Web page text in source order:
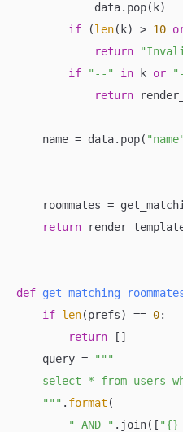
            data.pop(k)
if (len(k) > 10
return
if
"--" in k or
return
    name = data.pop(
"name"
roommates =
return
def
if len(prefs) == 0:
return []
    query =
"""
select * from users
    """
. format (
" AND " .join([ "{}